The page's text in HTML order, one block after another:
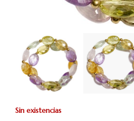
Sin existencias